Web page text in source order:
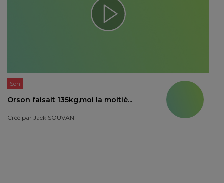
Son
Orson faisait 135kg,moi la moitié...
Créé par Jack SOUVANT